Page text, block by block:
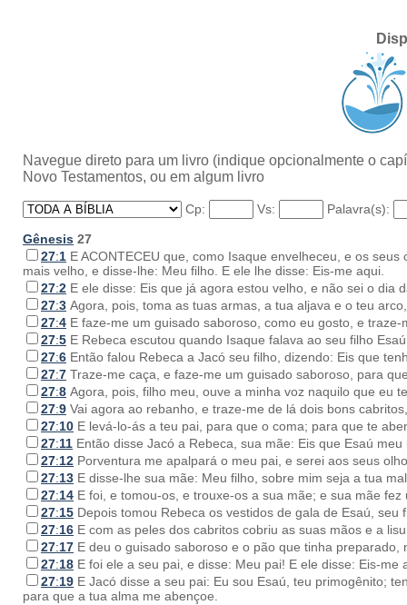
Navegue direto para um livro (indique opcionalmente o
Novo Testamentos, ou em algum livro
Cp: Vs: Palavra(s):
Gênesis 27
27:1 E ACONTECEU que, como Isaque envelheceu, e os
mais velho, e disse-lhe: Meu filho. E ele lhe disse: Eis-me aqui.
27:2 E ele disse: Eis que já agora estou velho, e não sei o dia
27:3 Agora, pois, toma as tuas armas, a tua aljava e o teu
27:4 E faze-me um guisado saboroso, como eu gosto, e
27:5 E Rebeca escutou quando Isaque falava ao seu filho
27:6 Então falou Rebeca a Jacó seu filho, dizendo: Eis que
27:7 Traze-me caça, e faze-me um guisado saboroso, para
27:8 Agora, pois, filho meu, ouve a minha voz naquilo que eu
27:9 Vai agora ao rebanho, e traze-me de lá dois bons
27:10 E levá-lo-ás a teu pai, para que o coma; para que te
27:11 Então disse Jacó a Rebeca, sua mãe: Eis que Esaú
27:12 Porventura me apalpará o meu pai, e serei aos seus
27:13 E disse-lhe sua mãe: Meu filho, sobre mim seja a tua
27:14 E foi, e tomou-os, e trouxe-os a sua mãe; e sua mãe
27:15 Depois tomou Rebeca os vestidos de gala de Esaú,
27:16 E com as peles dos cabritos cobriu as suas mãos e a
27:17 E deu o guisado saboroso e o pão que tinha preparado,
27:18 E foi ele a seu pai, e disse: Meu pai! E ele disse: Eis-me
27:19 E Jacó disse a seu pai: Eu sou Esaú, teu primogênito;
para que a tua alma me abençoe.